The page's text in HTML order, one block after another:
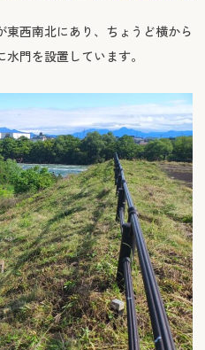
西南北にあり、ちょうど横から
門を設置しています。